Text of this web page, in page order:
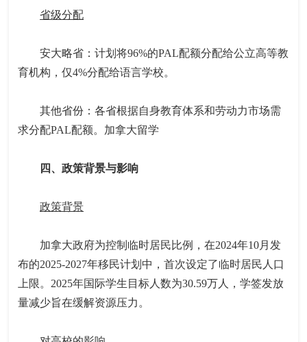
省级分配
安大略省：计划将96%的PAL配额分配给公立高等教
育机构，仅4%分配给语言学校。
其他省份：各省根据自身教育体系和劳动力市场需
求分配PAL配额。加拿大留学
四、政策背景与影响
政策背景
加拿大政府为控制临时居民比例，在2024年10月发
布的2025-2027年移民计划中，首次设定了临时居民人口
上限。2025年国际学生目标人数为30.59万人，学签发放
量减少旨在缓解资源压力。